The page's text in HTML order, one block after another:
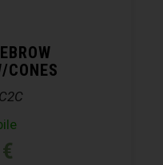
CONES
€